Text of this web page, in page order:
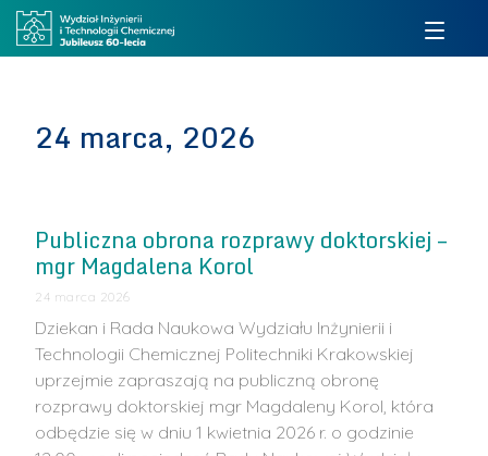
24 marca, 2026
Publiczna obrona rozprawy doktorskiej –
mgr Magdalena Korol
24 marca 2026
Dziekan i Rada Naukowa Wydziału Inżynierii i
Technologii Chemicznej Politechniki Krakowskiej
uprzejmie zapraszają na publiczną obronę
rozprawy doktorskiej mgr Magdaleny Korol, która
odbędzie się w dniu 1 kwietnia 2026 r. o godzinie